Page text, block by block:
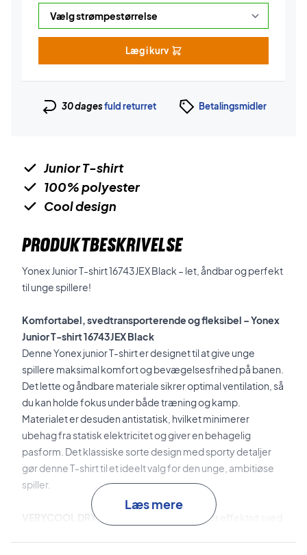
Læg i kurv
30 dagesfuld returret Betalingsmidler
Junior T-shirt
100% polyester
Cool design
PRODUKTBESKRIVELSE
Yonex Junior T-shirt 16743JEX Black – let, åndbar og perfekt
til unge spillere!
Komfortabel, svedtransporterende og fleksibel – Yonex
Junior T-shirt 16743JEX Black
Denne Yonex junior T-shirt er designet til at give unge
spillere maksimal komfort og bevægelsesfrihed på banen.
Det lette og åndbare materiale sikrer optimal ventilation, så
du kan holde fokus under både træning og kamp.
Materialet er desuden antistatisk, hvilket minimerer
ubehag fra statisk elektricitet og giver en behagelig
pasform. Det klassiske sorte design med sporty detaljer
gør denne T-shirt til et ideelt valg for den unge, ambitiøse
spiller.
VERYCOOL DRY-teknologien transporterer effektivt sved
Læs mere